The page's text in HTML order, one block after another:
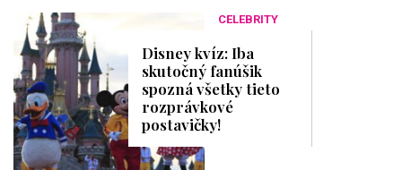
CELEBRITY
Disney kvíz: Iba
skutočný fanúšik
spozná všetky tieto
rozprávkové
postavičky!